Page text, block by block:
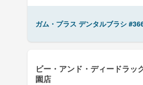
ガム・プラス デンタルブラシ
ビー・アンド・ディードラ
園店